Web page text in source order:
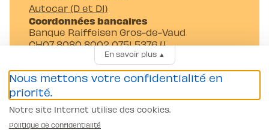
Autocar (D et D1)
Coordonnées bancaires
Banque Raiffeisen Gros-de-Vaud
CH07 8080 8002 0751 5376 4
Auto-Moto-Ecole Pittet SA
Av. Juste-Olivier 23 1006 Lausanne
En savoir plus▲
Nous mettons votre confidentialité en
priorité.
Notre site Internet utilise des cookies.
Politique de confidentialité